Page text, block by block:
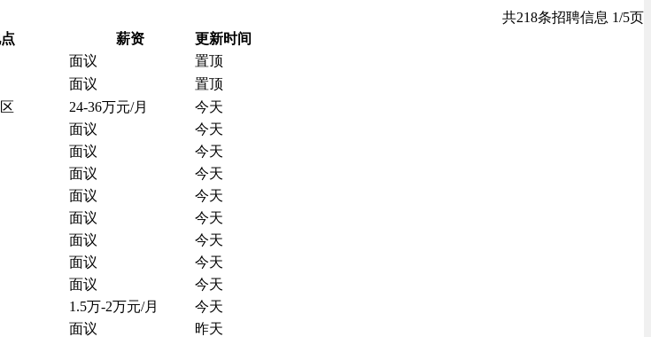
共218条招聘信息 1/5页
薪资
更新时间
面议
置顶
面议
置顶
24-36万元/月
今天
面议
今天
面议
今天
面议
今天
面议
今天
面议
今天
面议
今天
面议
今天
面议
今天
1.5万-2万元/月
今天
面议
昨天